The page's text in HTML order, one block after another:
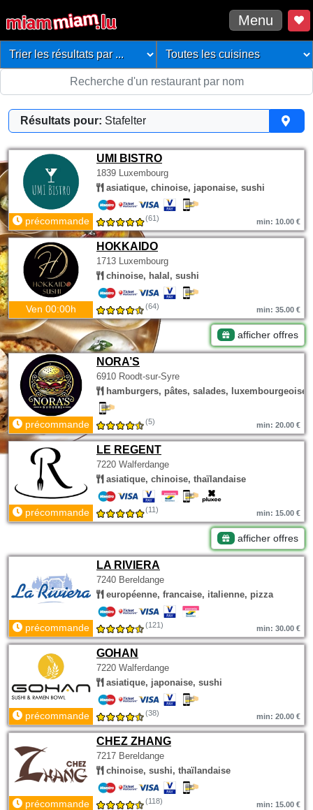
Menu
Résultats pour: Stafelter
UMI BISTRO
1839 Luxembourg
asiatique, chinoise, japonaise, sushi
précommande (61) min: 10.00 €
HOKKAIDO
1713 Luxembourg
chinoise, halal, sushi
Ven 00:00h (64) min: 35.00 €
afficher offres
NORA’S
6910 Roodt-sur-Syre
hamburgers, pâtes, salades, luxembourgeoise
précommande (5) min: 20.00 €
LE REGENT
7220 Walferdange
asiatique, chinoise, thaïlandaise
précommande (11) min: 15.00 €
afficher offres
LA RIVIERA
7240 Bereldange
européenne, francaise, italienne, pizza
précommande (121) min: 30.00 €
GOHAN
7220 Walferdange
asiatique, japonaise, sushi
précommande (38) min: 20.00 €
CHEZ ZHANG
7217 Bereldange
chinoise, sushi, thaïlandaise
précommande (118) min: 15.00 €